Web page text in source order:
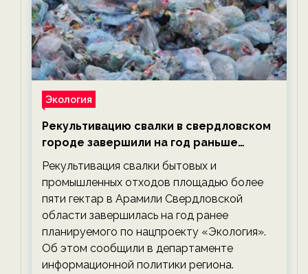
Экология
Рекультивацию свалки в свердловском
городе завершили на год раньше
планируемого срока — новости
экологии на ECOportal
Рекультивация свалки бытовых и
промышленных отходов площадью более
пяти гектар в Арамили Свердловской
области завершилась на год ранее
планируемого по нацпроекту «Экология».
Об этом сообщили в департаменте
информационной политики региона.